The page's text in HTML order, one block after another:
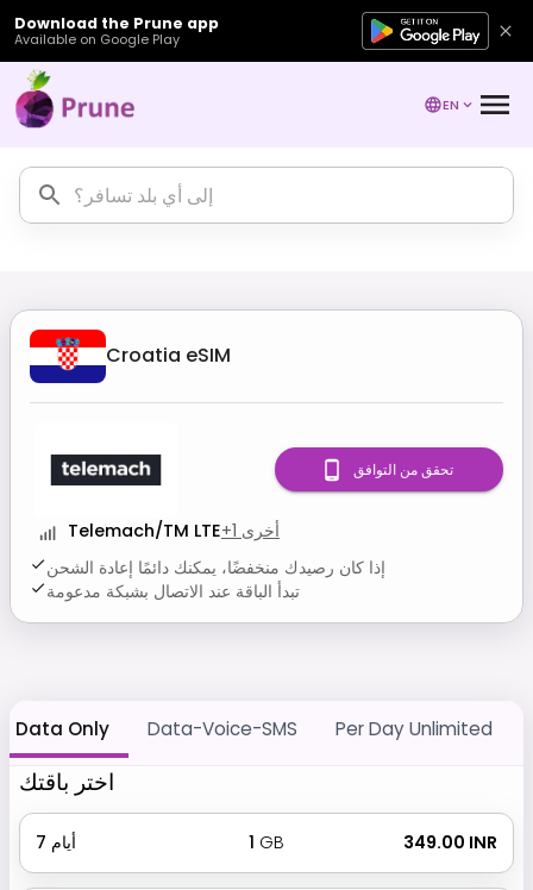
Download the Prune app
Available on Google Play
EN
Croatia eSIM
Telemach/TM LTE+1 أخرى
إذا كان رصيدك منخفضًا، يمكنك دائمًا إعادة الشحن
تبدأ الباقة عند الاتصال بشبكة مدعومة
تحقق من التوافق
Data Only Data-Voice-SMS Per Day Unlimited
اختر باقتك
7 أيام 1 GB ₹ 349.00 INR